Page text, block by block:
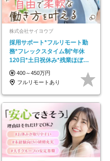
株式会社サイヨウブ
採用サポート*フルリモート勤
務*フレックスタイム制*年休
120日*土日祝休み*残業ほぼな
し*育児中社員8割以上
400～450万円
フルリモートあり